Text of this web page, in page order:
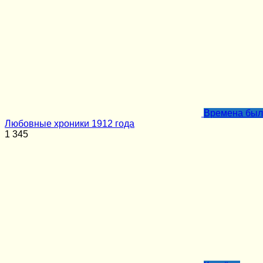
Времена
Любовные хроники 1912 года
1 345